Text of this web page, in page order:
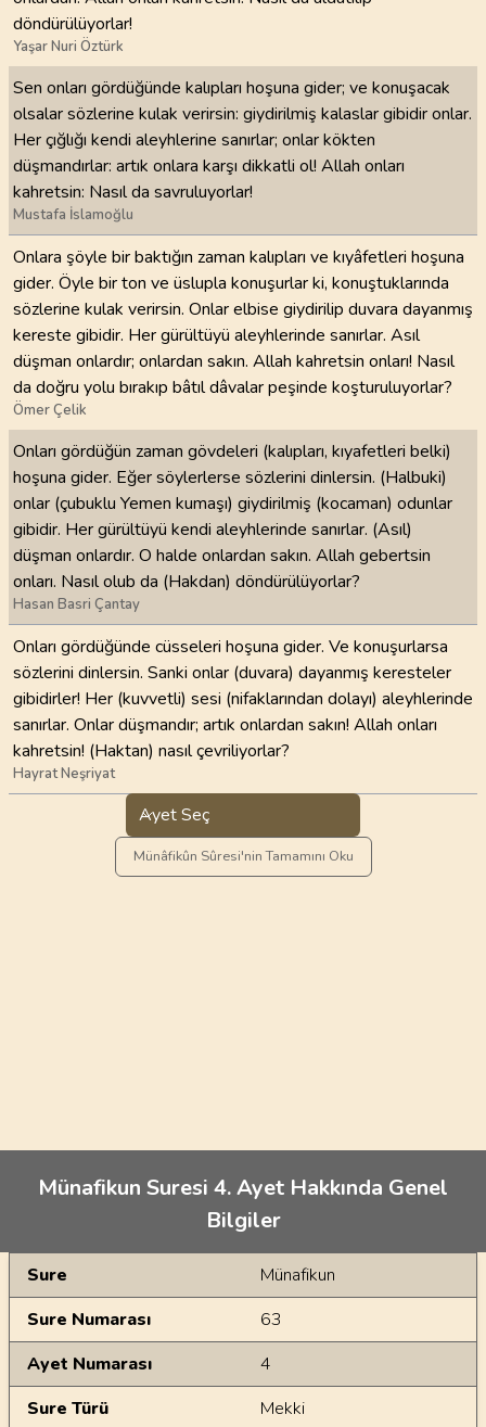
döndürülüyorlar!
Yaşar Nuri Öztürk
Sen onları gördüğünde kalıpları hoşuna gider; ve konuşacak
olsalar sözlerine kulak verirsin: giydirilmiş kalaslar gibidir onlar.
Her çığlığı kendi aleyhlerine sanırlar; onlar kökten
düşmandırlar: artık onlara karşı dikkatli ol! Allah onları
kahretsin: Nasıl da savruluyorlar!
Mustafa İslamoğlu
Onlara şöyle bir baktığın zaman kalıpları ve kıyâfetleri hoşuna
gider. Öyle bir ton ve üslupla konuşurlar ki, konuştuklarında
sözlerine kulak verirsin. Onlar elbise giydirilip duvara dayanmış
kereste gibidir. Her gürültüyü aleyhlerinde sanırlar. Asıl
düşman onlardır; onlardan sakın. Allah kahretsin onları! Nasıl
da doğru yolu bırakıp bâtıl dâvalar peşinde koşturuluyorlar?
Ömer Çelik
Onları gördüğün zaman gövdeleri (kalıpları, kıyafetleri belki)
hoşuna gider. Eğer söylerlerse sözlerini dinlersin. (Halbuki)
onlar (çubuklu Yemen kumaşı) giydirilmiş (kocaman) odunlar
gibidir. Her gürültüyü kendi aleyhlerinde sanırlar. (Asıl)
düşman onlardır. O halde onlardan sakın. Allah gebertsin
onları. Nasıl olub da (Hakdan) döndürülüyorlar?
Hasan Basri Çantay
Onları gördüğünde cüsseleri hoşuna gider. Ve konuşurlarsa
sözlerini dinlersin. Sanki onlar (duvara) dayanmış keresteler
gibidirler! Her (kuvvetli) sesi (nifaklarından dolayı) aleyhlerinde
sanırlar. Onlar düşmandır; artık onlardan sakın! Allah onları
kahretsin! (Haktan) nasıl çevriliyorlar?
Hayrat Neşriyat
Ayet Seç
Münâfikûn Sûresi'nin Tamamını Oku
Münafikun Suresi 4. Ayet Hakkında Genel
Bilgiler
Genel Bilgiler
Sure
Münafikun
Sure Numarası
63
Ayet Numarası
4
Sure Türü
Mekki